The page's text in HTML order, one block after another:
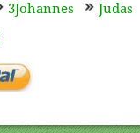
3Johannes
Judas